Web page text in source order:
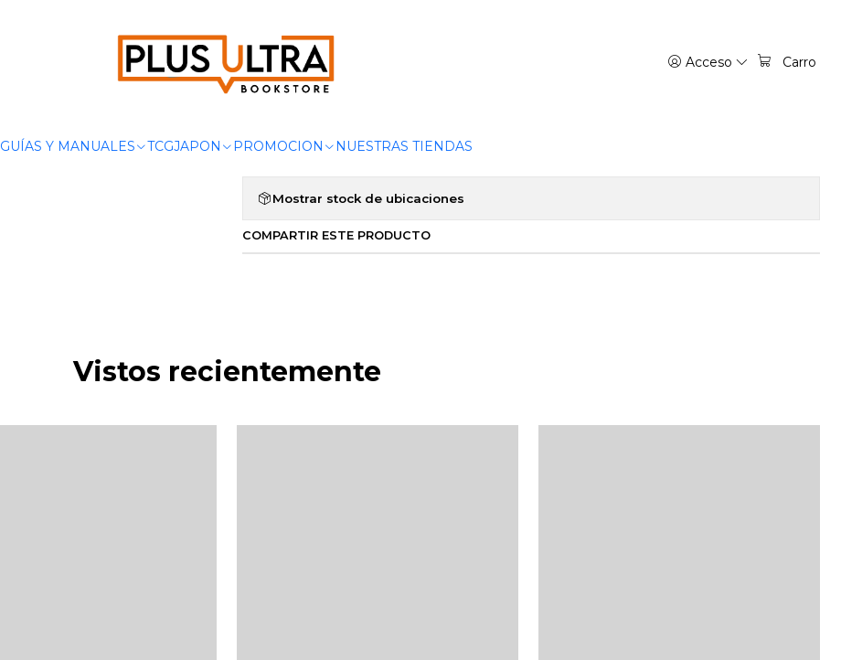
Acceso Carro
GUÍAS Y MANUALES TCGJAPON PROMOCION NUESTRAS TIENDAS
|
DONA LUCA - EDICIONES B
Agregar a la lista de favoritos
Mostrar stock de ubicaciones
COMPARTIR ESTE PRODUCTO
Vistos recientemente